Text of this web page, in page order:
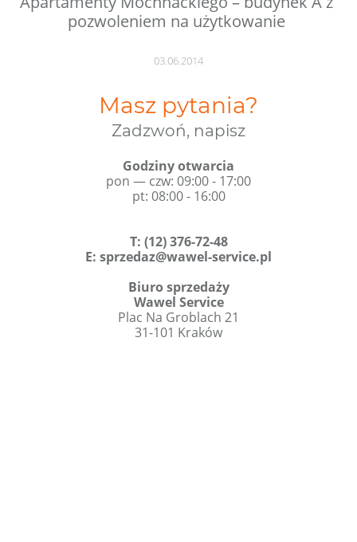
pozwoleniem na użytkowanie
03.06.2014
Masz pytania?
Zadzwoń, napisz
Godziny otwarcia
pon — czw: 09:00 - 17:00
pt: 08:00 - 16:00
T: (12) 376-72-48
E: sprzedaz@wawel-service.pl
Biuro sprzedaży
Wawel Service
Plac Na Groblach 21
31-101 Kraków